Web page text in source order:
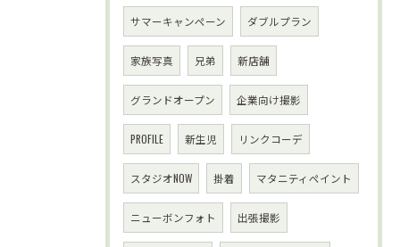
サマーキャンペーン ダブルプラン
家族写真 兄弟 新店舗
グランドオープン 企業向け撮影
PROFILE 新生児 リンクコーデ
スタジオNOW 掛着 マタニティペイント
ニューボンフォト 出張撮影